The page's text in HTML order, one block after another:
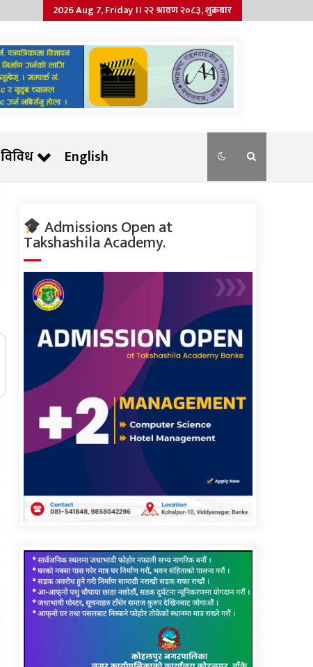
2026 Aug 7, Friday ।। २२ श्रावण २०८३, शुक्रबार
विविध English
Admissions Open at
Takshashila Academy.